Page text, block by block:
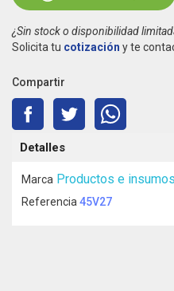
¿Sin stock o disponibilidad
Solicita tu cotización y te
Compartir
Detalles
Marca Productos e
Referencia45V27